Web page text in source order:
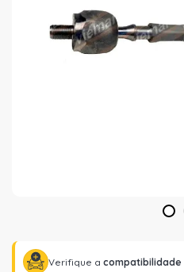
1
Verifique a compatibilidade